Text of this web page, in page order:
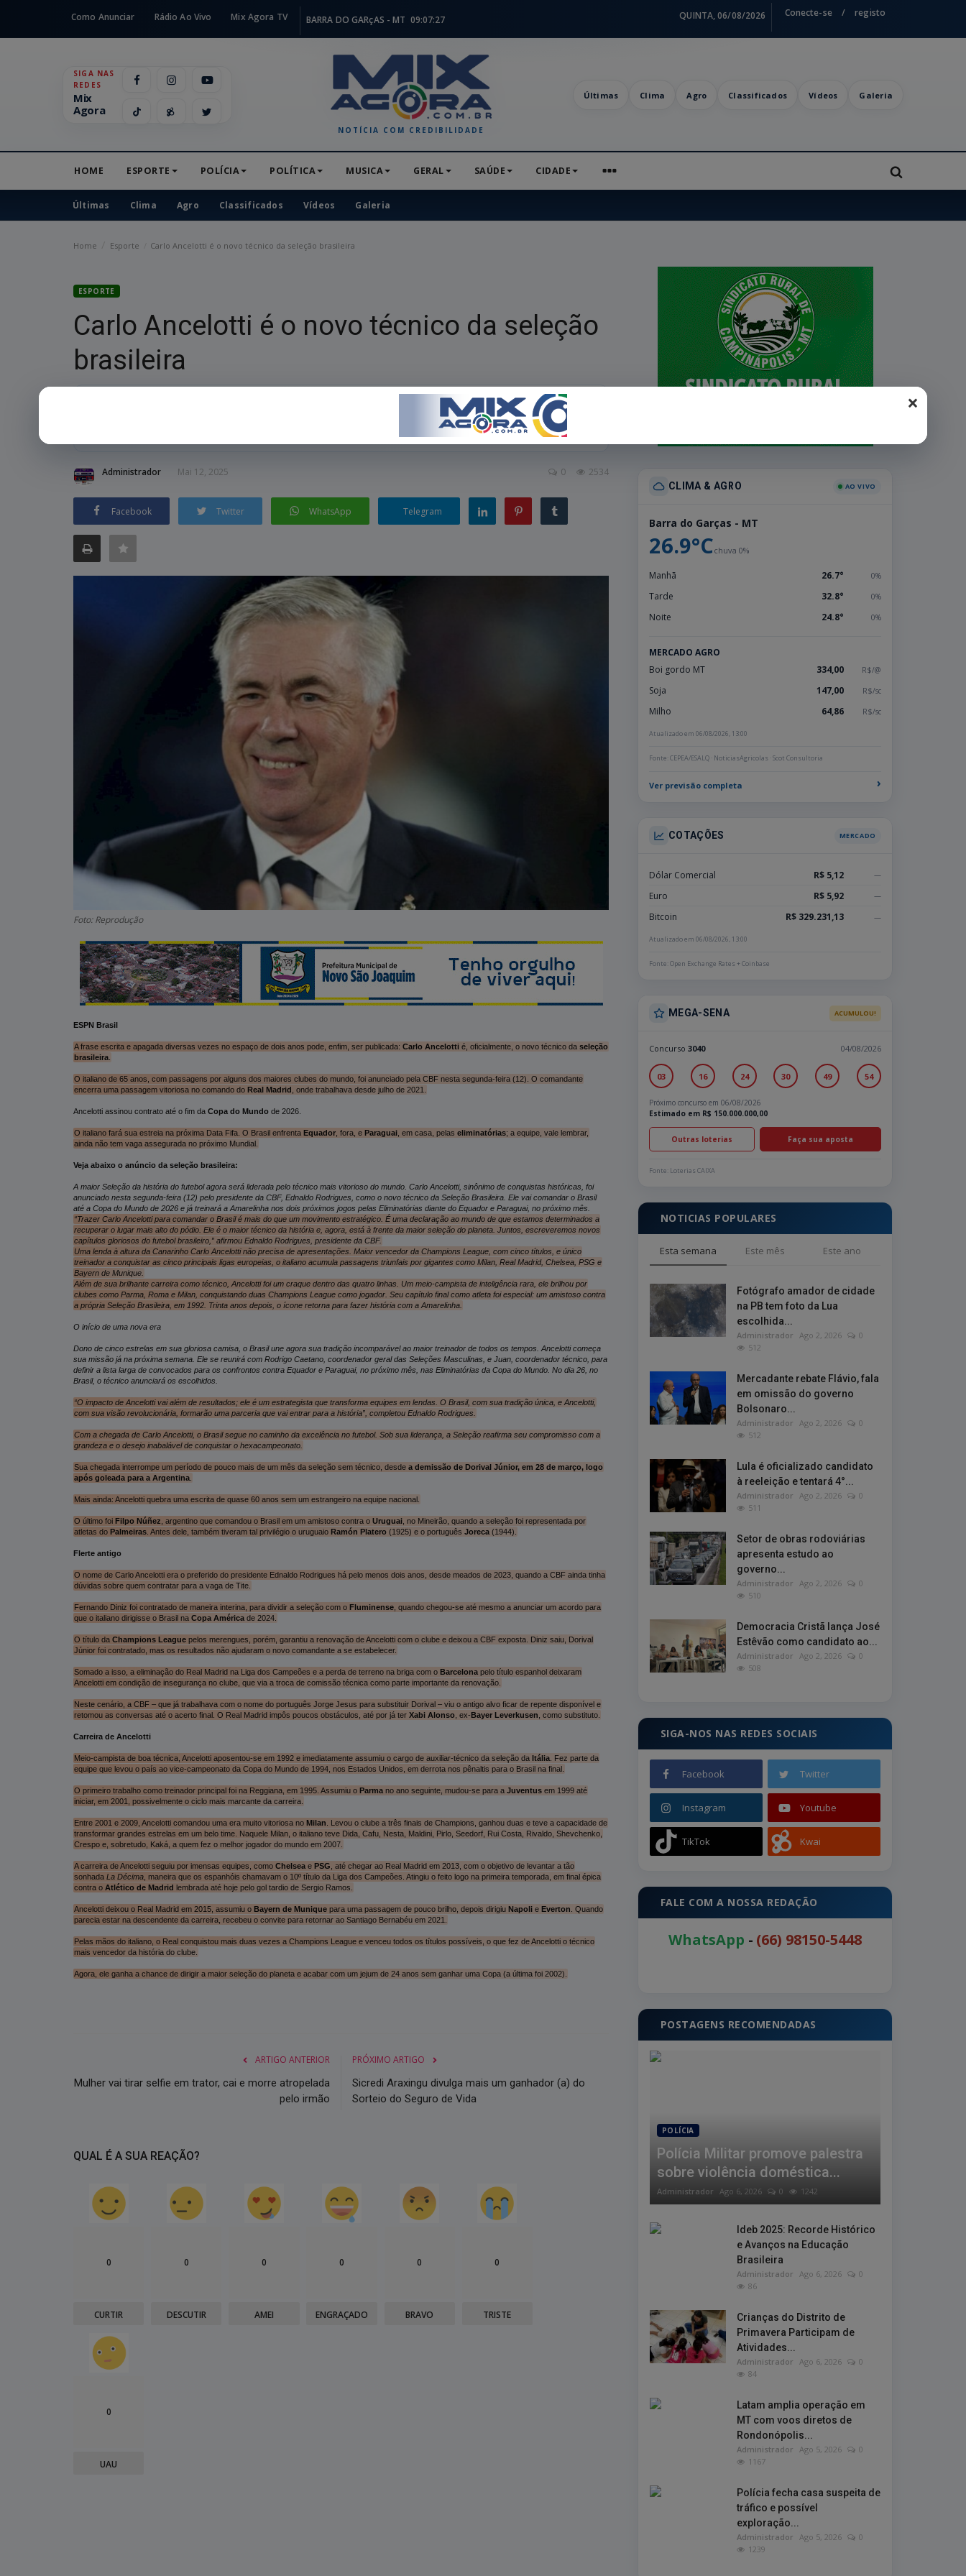
Como Anunciar Rádio Ao Vivo Mix Agora TV BARRA DO GARçAS - MT 09:07:28 QUINTA, 06/08/2026 Conecte-se / registo
SIGA NAS
REDES
Mix
Agora
NOTÍCIA COM CREDIBILIDADE
Últimas Clima Agro Classificados Vídeos Galeria
HOME ESPORTE POLÍCIA POLÍTICA MUSICA GERAL SAÚDE CIDADE
Últimas Clima Agro Classificados Vídeos Galeria
×
Home Esporte Carlo Ancelotti é o novo técnico da seleção brasileira
ESPORTE
Carlo Ancelotti é o novo técnico da seleção
brasileira
Técnico italiano era sonho antigo da CBF; comandante fará primeira convocação no dia 26 de maio para as Eliminatórias da Copa do
Administrador Mai 12, 2025 2534
0
Facebook Twitter WhatsApp Telegram
Foto: Reprodução
ESPN Brasil
A frase escrita e apagada diversas vezes no espaço de dois anos pode, enfim, ser publicada: Carlo Ancelottié, oficialmente, o novo técnico da seleção
brasileira.
O italiano de 65 anos, com passagens por alguns dos maiores clubes do mundo, foi anunciado pela CBF nesta segunda-feira (12). O comandante
encerra uma passagem vitoriosa no comando do Real Madrid , onde trabalhava desde julho de 2021.
Ancelotti assinou contrato até o fim da Copa do Mundo de 2026.
O italiano fará sua estreia na próxima Data Fifa. O Brasil enfrenta Equador, fora, e Paraguai, em casa, pelas eliminatórias; a equipe, vale lembrar,
ainda não tem vaga assegurada no próximo Mundial.
Veja abaixo o anúncio da seleção brasileira:
A maior Seleção da história do futebol agora será liderada pelo técnico mais vitorioso do mundo. Carlo Ancelotti, sinônimo de conquistas históricas, foi
anunciado nesta segunda-feira (12) pelo presidente da CBF, Ednaldo Rodrigues, como o novo técnico da Seleção Brasileira. Ele vai comandar o Brasil
até a Copa do Mundo de 2026 e já treinará a Amarelinha nos dois próximos jogos pelas Eliminatórias diante do Equador e Paraguai, no próximo mês.
“Trazer Carlo Ancelotti para comandar o Brasil é mais do que um movimento estratégico. É uma declaração ao mundo de que estamos determinados a
recuperar o lugar mais alto do pódio. Ele é o maior técnico da história e, agora, está à frente da maior seleção do planeta. Juntos, escreveremos novos
capítulos gloriosos do futebol brasileiro,” afirmou Ednaldo Rodrigues, presidente da CBF.
Uma lenda à altura da Canarinho Carlo Ancelotti não precisa de apresentações. Maior vencedor da Champions League, com cinco títulos, e único
treinador a conquistar as cinco principais ligas europeias, o italiano acumula passagens triunfais por gigantes como Milan, Real Madrid, Chelsea, PSG e
Bayern de Munique.
Além de sua brilhante carreira como técnico, Ancelotti foi um craque dentro das quatro linhas. Um meio-campista de inteligência rara, ele brilhou por
clubes como Parma, Roma e Milan, conquistando duas Champions League como jogador. Seu capítulo final como atleta foi especial: um amistoso contra
a própria Seleção Brasileira, em 1992. Trinta anos depois, o ícone retorna para fazer história com a Amarelinha.
O início de uma nova era
Dono de cinco estrelas em sua gloriosa camisa, o Brasil une agora sua tradição incomparável ao maior treinador de todos os tempos. Ancelotti começa
sua missão já na próxima semana. Ele se reunirá com Rodrigo Caetano, coordenador geral das Seleções Masculinas, e Juan, coordenador técnico, para
definir a lista larga de convocados para os confrontos contra Equador e Paraguai, no próximo mês, nas Eliminatórias da Copa do Mundo. No dia 26, no
Brasil, o técnico anunciará os escolhidos.
“O impacto de Ancelotti vai além de resultados; ele é um estrategista que transforma equipes em lendas. O Brasil, com sua tradição única, e Ancelotti,
com sua visão revolucionária, formarão uma parceria que vai entrar para a história”, completou Ednaldo Rodrigues.
Com a chegada de Carlo Ancelotti, o Brasil segue no caminho da excelência no futebol. Sob sua liderança, a Seleção reafirma seu compromisso com a
grandeza e o desejo inabalável de conquistar o hexacampeonato.
Sua chegada interrompe um período de pouco mais de um mês da seleção sem técnico, desde a demissão de Dorival Júnior, em 28 de março, logo
após goleada para a Argentina.
Mais ainda: Ancelotti quebra uma escrita de quase 60 anos sem um estrangeiro na equipe nacional.
O último foi Filpo Núñez , argentino que comandou o Brasil em um amistoso contra o Uruguai, no Mineirão, quando a seleção foi representada por
atletas do Palmeiras. Antes dele, também tiveram tal privilégio o uruguaio Ramón Platero(1925) e o português Joreca(1944).
Flerte antigo
O nome de Carlo Ancelotti era o preferido do presidente Ednaldo Rodrigues há pelo menos dois anos, desde meados de 2023, quando a CBF ainda tinha
dúvidas sobre quem contratar para a vaga de Tite.
Fernando Diniz foi contratado de maneira interina, para dividir a seleção com o Fluminense, quando chegou-se até mesmo a anunciar um acordo para
que o italiano dirigisse o Brasil na Copa Américade 2024.
O título da Champions Leaguepelos merengues, porém, garantiu a renovação de Ancelotti com o clube e deixou a CBF exposta. Diniz saiu, Dorival
Júnior foi contratado, mas os resultados não ajudaram o novo comandante a se estabelecer.
Somado a isso, a eliminação do Real Madrid na Liga dos Campeões e a perda de terreno na briga com o Barcelonapelo título espanhol deixaram
Ancelotti em condição de insegurança no clube, que via a troca de comissão técnica como parte importante da renovação.
Neste cenário, a CBF – que já trabalhava com o nome do português Jorge Jesus para substituir Dorival – viu o antigo alvo ficar de repente disponível e
retomou as conversas até o acerto final. O Real Madrid impôs poucos obstáculos, até por já ter Xabi Alonso, ex-Bayer Leverkusen , como substituto.
Carreira de Ancelotti
Meio-campista de boa técnica, Ancelotti aposentou-se em 1992 e imediatamente assumiu o cargo de auxiliar-técnico da seleção da Itália. Fez parte da
equipe que levou o país ao vice-campeonato da Copa do Mundo de 1994, nos Estados Unidos, em derrota nos pênaltis para o Brasil na final.
O primeiro trabalho como treinador principal foi na Reggiana, em 1995. Assumiu o Parmano ano seguinte, mudou-se para a Juventusem 1999 até
iniciar, em 2001, possivelmente o ciclo mais marcante da carreira.
Entre 2001 e 2009, Ancelotti comandou uma era muito vitoriosa no Milan . Levou o clube a três finais de Champions, ganhou duas e teve a capacidade de
transformar grandes estrelas em um belo time. Naquele Milan, o italiano teve Dida, Cafu, Nesta, Maldini, Pirlo, Seedorf, Rui Costa, Rivaldo, Shevchenko,
Crespo e, sobretudo, Kaká, a quem fez o melhor jogador do mundo em 2007.
A carreira de Ancelotti seguiu por imensas equipes, como Chelseae PSG , até chegar ao Real Madrid em 2013, com o objetivo de levantar a tão
sonhada La Décima, maneira que os espanhóis chamavam o 10º título da Liga dos Campeões. Atingiu o feito logo na primeira temporada, em final épica
contra o Atlético de Madrid lembrada até hoje pelo gol tardio de Sergio Ramos.
Ancelotti deixou o Real Madrid em 2015, assumiu o Bayern de Muniquepara uma passagem de pouco brilho, depois dirigiu Napolie Everton . Quando
parecia estar na descendente da carreira, recebeu o convite para retornar ao Santiago Bernabéu em 2021.
Pelas mãos do italiano, o Real conquistou mais duas vezes a Champions League e venceu todos os títulos possíveis, o que fez de Ancelotti o técnico
mais vencedor da história do clube.
Agora, ele ganha a chance de dirigir a maior seleção do planeta e acabar com um jejum de 24 anos sem ganhar uma Copa (a última foi 2002).
ARTIGO ANTERIOR
Mulher vai tirar selfie em trator, cai e morre atropelada
pelo irmão
PRÓXIMO ARTIGO
Sicredi Araxingu divulga mais um ganhador (a) do
Sorteio do Seguro de Vida
QUAL É A SUA REAÇÃO?
0
CURTIR
0
DESCUTIR
0
AMEI
0
ENGRAÇADO
0
BRAVO
0
TRISTE
0
UAU
CLIMA & AGRO AO VIVO
Barra do Garças - MT
26.9°Cchuva 0%
Manhã 26.7° 0%
Tarde 32.8° 0%
Noite 24.8° 0%
MERCADO AGRO
Boi gordo MT
334,00 R$/@
Soja 147,00 R$/sc
Milho 64,86 R$/sc
Atualizado em 06/08/2026, 13:00
Fonte: CEPEA/ESALQ · NoticiasAgricolas · Scot Consultoria
Ver previsão completa ›
COTAÇÕES MERCADO
Dólar Comercial R$ 5,12 —
Euro R$ 5,92 —
Bitcoin R$ 329.231,13 —
Atualizado em 06/08/2026, 13:00
Fonte: Open Exchange Rates + Coinbase
MEGA-SENA ACUMULOU!
Concurso 3040 04/08/2026
03 16 24 30 49 54
Próximo concurso em 06/08/2026
Estimado em R$ 150.000.000,00
Outras loterias Faça sua aposta
Fonte: Loterias CAIXA
NOTICIAS POPULARES
Esta semana Este mês Este ano
Fotógrafo amador de cidade
na PB tem foto da Lua
escolhida...
Administrador Ago 2, 2026
0
512
Mercadante rebate Flávio, fala
em omissão do governo
Bolsonaro...
Administrador Ago 2, 2026
0
512
Lula é oficializado candidato
à reeleição e tentará 4°...
Administrador Ago 2, 2026
0
511
Setor de obras rodoviárias
apresenta estudo ao
governo...
Administrador Ago 2, 2026
0
510
Democracia Cristã lança José
Estêvão como candidato ao...
Administrador Ago 2, 2026
0
508
SIGA-NOS NAS REDES SOCIAIS
Facebook Twitter
Instagram Youtube
TikTok Kwai
FALE COM A NOSSA REDAÇÃO
WhatsApp - (66) 98150-5448
POSTAGENS RECOMENDADAS
POLÍCIA
Polícia Militar promove palestra
sobre violência doméstica...
Administrador Ago 6, 2026 0 1242
Ideb 2025: Recorde Histórico
e Avanços na Educação
Brasileira
Administrador Ago 6, 2026
0
86
Crianças do Distrito de
Primavera Participam de
Atividades...
Administrador Ago 6, 2026
0
84
Latam amplia operação em
MT com voos diretos de
Rondonópolis...
Administrador Ago 5, 2026
0
1167
Polícia fecha casa suspeita de
tráfico e possível
exploração...
Administrador Ago 5, 2026
0
1239